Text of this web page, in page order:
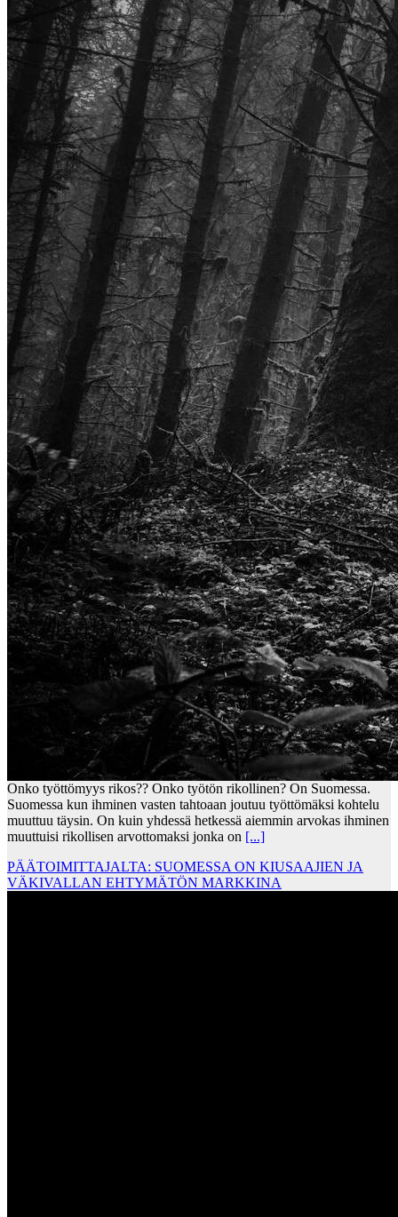
Onko työttömyys rikos?? Onko työtön rikollinen? On Suomessa.
Suomessa kun ihminen vasten tahtoaan joutuu työttömäksi kohtelu
muuttuu täysin. On kuin yhdessä hetkessä aiemmin arvokas ihminen
muuttuisi rikollisen arvottomaksi jonka on [...]
PÄÄTOIMITTAJALTA: SUOMESSA ON KIUSAAJIEN JA
VÄKIVALLAN EHTYMÄTÖN MARKKINA